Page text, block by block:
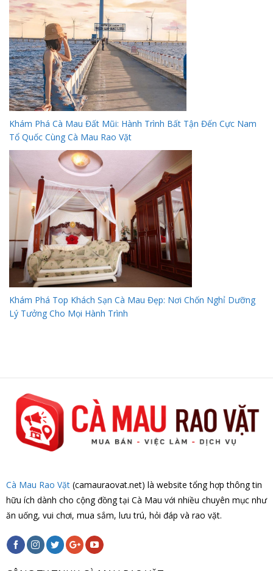
Khám Phá Cà Mau Đất Mũi: Hành Trình Bất Tận Đến Cực Nam
Tổ Quốc Cùng Cà Mau Rao Vặt
Khám Phá Top Khách Sạn Cà Mau Đẹp: Nơi Chốn Nghỉ Dưỡng
Lý Tưởng Cho Mọi Hành Trình
Cà Mau Rao Vặt (camauraovat.net) là website tổng hợp thông tin
hữu ích dành cho cộng đồng tại Cà Mau với nhiều chuyên mục như
ăn uống, vui chơi, mua sắm, lưu trú, hỏi đáp và rao vặt.